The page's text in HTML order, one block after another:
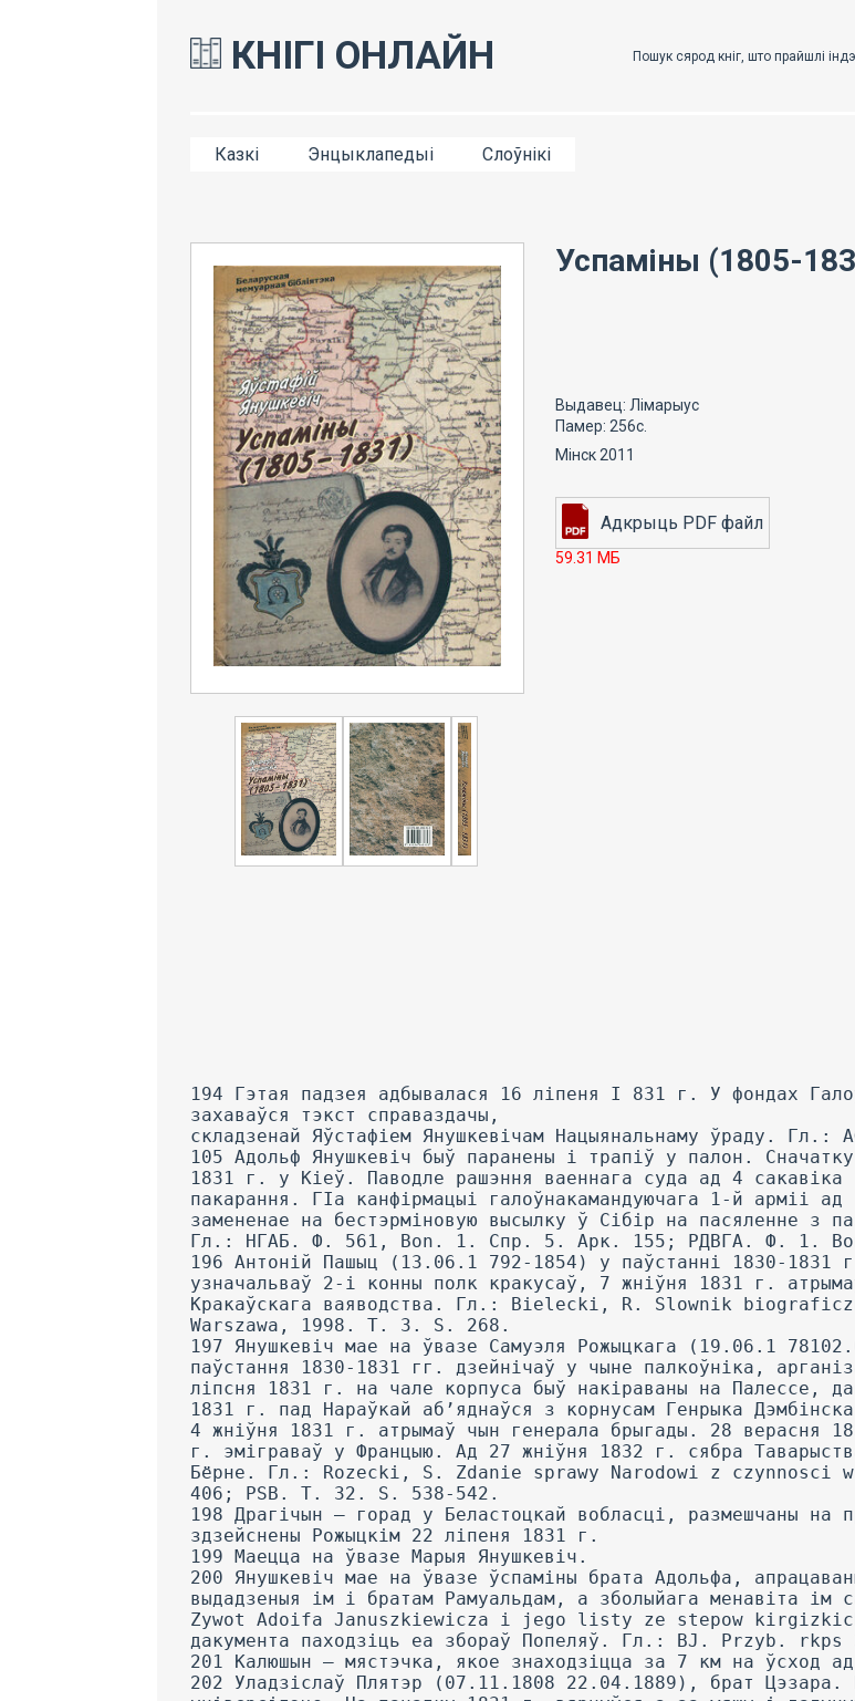
КНІГІ ОНЛАЙН
Казкі Энцыклапедыі Слоўнікі
Успаміны (1805-
Выдавец: Лімарыус
Памер: 256с.
Мінск 2011
59.31 МБ
194 Гэтая падзея адбывалася 16 ліпеня I 831 г. У фондах Галоўнага архіва старажытных актаў у Варшаве захаваўся тэкст справаздачы, складзенай Яўстафіем Янушкевічам Нацыянальнаму ўраду. Гл.: AGAD. WCPL. Nr 279. К. 99-103. 105 Адольф Янушкевіч быў паранены і трапіў у палон. Сначатку яго адвезлі ў Вятку, а потым у снежні 1831 г. у Кіеў. Паводле рашэння ваеннага суда ад 4 сакавіка 1832 г. ён быў прысуджаны да смяротнага пакарання. ГІа канфірмацыі галоўнакамандуючага 1-й арміі ад 17 сакавіка 1832 г. пакаранне было замененае на бестэрміновую высылку ў Сібір на пасяленне з пазбаўленнем праў і канфіскацыяй маёмасці. Гл.: НГАБ. Ф. 561, Bon. 1. Спр. 5. Арк. 155; РДВГА. Ф. 1. Bon. 1. Спр. 12031.4. II. Арк. 454._ 196 Антоній Пашыц (13.06.1 792-1854) у паўстанні 1830-1831 гг. служыў у чыне падпалкоўніка, узначальваў 2-і конны полк кракусаў, 7 жніўня 1831 г. атрымаў прызначэнне ў вайсковы штаб Кракаўскага ваяводства. Гл.: Bielecki, R. Slownik biograficzny oficerow powstania listopadowego. Warszawa, 1998. T. 3. S. 268. 197 Янушкевіч мае на ўвазе Самуэля Рожыцкага (19.06.1 78102.02.1834), польскага генерала. На пачатку паўстання 1830-1831 гг. дзейнічаў у чыне палкоўніка, арганізатар 9-га палка лінейнай пяхоты. 6 ліпсня 1831 г. на чале корпуса быў накіраваны на Палессе, дайшоў да Белавежскай пушчы. 28 ліпеня 1831 г. пад Нараўкай аб’яднаўся з корнусам Генрыка Дэмбінскага, у складзе якога вярнуўся ў Варшаву. 4 жніўня 1831 г. атрымаў чын генерала брыгады. 28 верасня 1831 г. перайшоў межы Галіцыі. 9 мая 1832 г. эміграваў у Францыю. Ад 27 жніўня 1832 г. сябра Таварыства літоўскага і рускіх зямель. Памёр у Бёрне. Гл.: Rozecki, S. Zdanie sprawy Narodowi z czynnosci w roku 1831. Bourges, 1832; BPP. Rkps 406; PSB. T. 32. S. 538-542. 198 Драгічын — горад y Беластоцкай вобласці, размешчаны на правым беразе Буга, напад на які быў здзейснены Рожыцкім 22 ліпеня 1831 г. 199 Маецца на ўвазе Марыя Янушкевіч. 200 Янушкевіч мае на ўвазе ўспаміны брата Адольфа, апрацаваныя Феліксам Уратноўскім і ўпершыню выдадзеныя ім і братам Рамуальдам, а зболыйага менавіта ім самім у 1861 г. у двух тамах у Берліне. Zywot Adoifa Januszkiewicza і jego listy ze stepow kirgizkich. Berlin, 1861. Арыгінал згаданага дакумента паходзіць еа збораў Попеляў. Гл.: BJ. Przyb. rkps 33/62; Zywot... S. 327. 201 Калюшын — мястэчка, якое знаходзіцца за 7 км на ўсход ад Варшавы ў напрамку Седліцаў. 202 Уладзіслаў Плятэр (07.11.1808 22.04.1889), брат Цэзара. Нарадзіўся ў Вільні, вучыўся ў Віленскім унівсрсітэце. На пачатку 1831 г. вярнуўся з-за мяжы і далучыўся да паўстання, увайшоў у склад корпуса Самуэля Рожыцкага, у чэрвені 1831 г. далучыўся да фарміравання Д. Хлапоўскага. Янушкевіч спаткаўся з Плятэрам дзесьці напрыканцы чэрвсня. Затым апошні ў складзе фарміравання Генрыка Дэмбінскага адышоў у Варшаву. 10 жніўня 1831 г. абраны паслом на варшаўскі сейм ад Вілейскага пав. Эміграваў у Францыю, жыў у Гіарыжы, потым перабраўся ў Англію. Выступіў адным з ініцыятараў заснавання Таварыства літоўскага і рускіх зямель, выконваў абавязкі сакратара. Ад I 832 г. сябра Гісторыка-літаратурнага таварыства. У эміграцыі адзін з набліжаных Адама Чартарыйскага. У 1833-1837 гг. разам з Юзафам Страшэвічам рэдактар штомесячніка «Le Polonais. Journal des Interets de la Pologne», y 1841-1848 гг. y Парыжы разам з Ф. Уратноўскім і Я. Каласоўскім рэдактар тыднёвіка «Dziennik Narodowy». 23 кастрычніка 1870 г. заснаваў Польскі нацыянальны музей у Раперсвілі (Швейцарыя). Памёр у Брольсбергу каля Цюрыха. Гл.: ВРР. Rkps 565, 1360, 1376, 1402; Гарбачова В. В. Удзельнікі паўстання... С. 274; PSB. Т. 26. S. 686-691. 203 Маецца на ўвазе канцылярыя ГІракураторыі Радзівілаўскай масы. 204 Янушкевіч мае на ўвазе выязнога рахункавода Станіслава Ягалкоўскага. Гл.: LVIA. F. 1280. Ар. 1. В. 1680. L. I. 205 Сустрэча Дэмбінскага і Рожыцкага ў Белавежскай пушчы адбылася 28 ліпеня. Генрык Дэмбінскі (16.01.1791 13.06.1864), польскі генерал, удзельнік кампаніі 18121814 іт. У паўстанні арганізатар узброеных сілаў у Кракаўскім ваяводстве, ад 29 красавіка 1831 г. генерал брыгады. На начатку чэрвеня яго атрад уступіў на тэрыторыю Віленскай губ. ГІасля няўдалага штурму Вільні 19 чэрвеня 1831 г. на чале асобнага фарміравання адышоў у Гродзенскую губ., пасля чаго — у Варшаву. Ад 7 жніўня 1831 г. губернатар Варшавы. 5 кастрычніка 1831 г. з корпусам Францішка Роланда перайшоў межы Прусіі. У эміграцыі спачатку знаходзіўся ў Дрэздэне, дзе апісаў падзеі літоўскай кампаніі. Ад восені 1832 г. перабраўся ў Парыж, падтрымліваў палітыку Адама Чартарыйскага. У 1834 г. уступіў у егіпецкую армію. Ад 1849 г. у венгер- скай арміі. Пазней вярнуўся ў Францыю, намёр у Парыжы, пахаваны на могілках Манмарансі. Гл.: Гарбачова, В. В. Удзельнікі паўстання... С. 136. 2(1 6 Гірызначэнне Самуэля Рожыцкага кіраўніком паўстанцаў у Кракаўскім, Сандамірскім і Калішскім ваяводствах адбылося 9 жніўня 1831 г. 21, 7 Тут слова «кракусік» выкарыстанае ў памяншальнай форме ад прміна «кракус», які ўжываўся ў дачыненні польскіх жаўнераў лёгкай кавалерыі перыяду лістападаўскага паўстання. 208 Казімеж — мястэчка ў Слупсцкім павеце Калішскай губерні. 209 Солец — вёска ў Стопніцкім павеце Келецкай губерні. 2111 Апатаў — павятовы горад у Радамскай губерні. 211 Вінцэнт Шаптыцкі (1782-1836). палкоўнік, камандуючы 3-ім уланскім палком. У 1831 г. кіраваў любельскай гвардыяй, удзельнічаў у выправе Юзафа Двярніцкага, кіраваў Літоўска-Валынскім легіёнам. 212 Падзеі пад Ілжай адбываліся 9 жніўня 1831 г. 213 Пры і ык — вёска ў Радамскім павеце Радамскай губерні. 214 Францііпак Юзаф Абуховіч (1793-05.1844), паходзіў з ГІадляшша, ад 1809 г. на службе ў войску Варшаўскага княства. У верасні 1831 г. служыў у чыне палкоўніка Літоўска-Рускага легіёна. 19 верасня 1831 г. быў узнагароджаны крыжам Virtuti Militari. 26 верасня ў складзе корпуса Самуэля Рожыцкага перайшоў у Галіцыю, дзе быў інтэрніраваны аўстрыйцамі. У